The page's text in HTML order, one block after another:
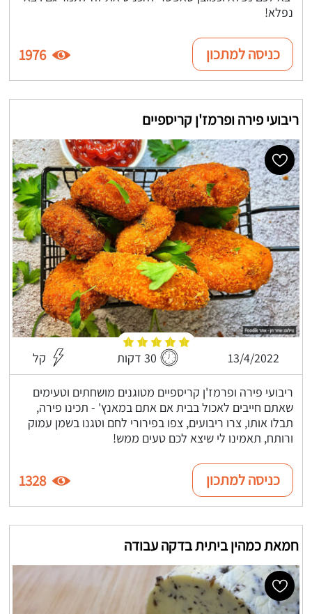
נפלא!
כניסה למתכון 1976
ריבועי פירה ופרמז'ן קריספיים
13/4/2022 30 דקות קל
ריבועי פירה ופרמז'ן קריספיים מטוגנים מושחתים וטעימים
שאתם חייבים לאכול בבית אם אתם במאנץ' - תכינו פירה,
תבלו אותו, צרו ריבועים, צפו בפירורי לחם וטגנו בשמן עמוק
ורותח, תאמינו לי שיצא לכם טעים ממש!
כניסה למתכון 1328
חמאת כמהין ביתית בדקה עבודה